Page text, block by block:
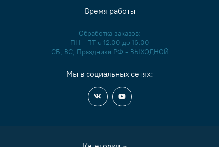
Нет в наличии
Время работы
Обработка заказов:
ПН - ПТ с 12:00 до 16:00
СБ, ВС, Праздники РФ - ВЫХОДНОЙ
Мы в социальных сетях: